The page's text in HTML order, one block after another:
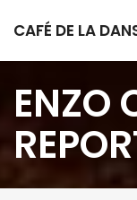
CAFÉ DE LA
ENZO